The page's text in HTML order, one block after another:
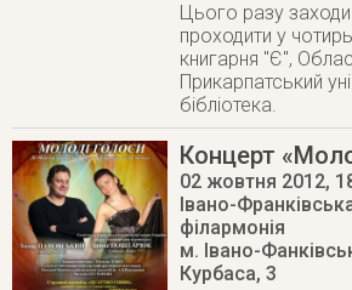
Цього разу
проходити у
книгарня "Є",
Прикарпатський
бібліотека.
Концерт
02 жовтня 2012,
Івано-
філармонія
м. Івано-
Курбаса, 3